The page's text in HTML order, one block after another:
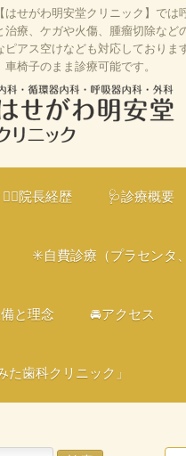
はせがわ明安堂クリニック】で
治療、ケガや火傷、腫瘤切除な
アス空けなども対応しており
椅子のまま診療可能です。
クの公式HP、京都市伏見
環器科、外科の診療、オン
、web予約、バリアフリ
👨‍⚕️院長経歴 🩺診療概要
✳️自費診療（プラセンタ
と理念 🚘アクセス
た歯科クリニック」